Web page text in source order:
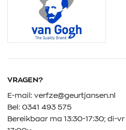
VRAGEN?
E-mail: verfze@geurtjansen.nl
Bel: 0341 493 575
Bereikbaar ma 13:30-17:30; di-